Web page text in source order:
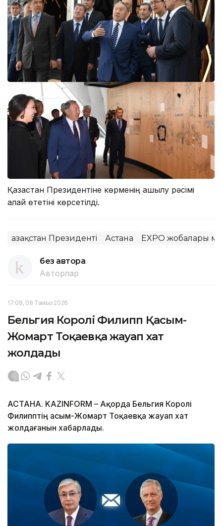
Қазақстан Президентіне көрменің ашылу рәсімі
қалай өтетіні көрсетілді.
Қазақстан Президенті Астана EXPO жобалары
без автора
Авторлар
17:08, 08 Тамыз 2026
Бельгия Королі Филипп Қасым-
Жомарт Тоқаевқа жауап хат
жолдады
АСТАНА. KAZINFORM – Ақорда Бельгия Королі
Филипптің Қасым-Жомарт Тоқаевқа жауап хат
жолдағанын хабарлады.